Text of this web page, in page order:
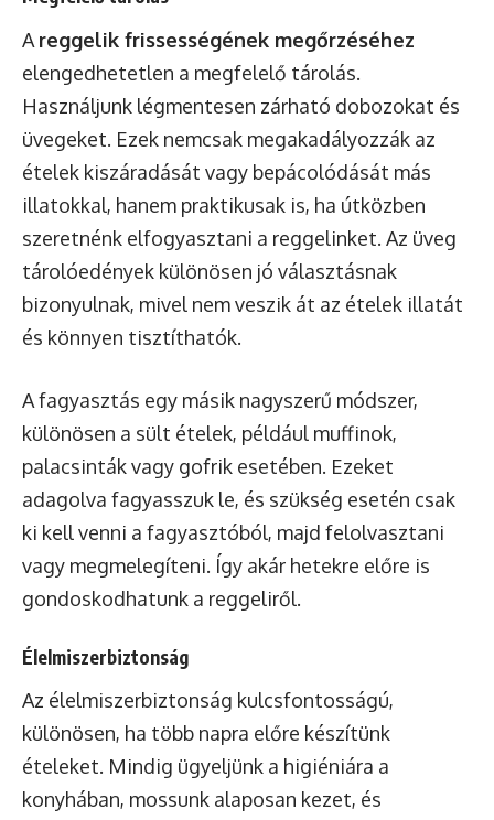
A reggelik frissességének megőrzéséhez
elengedhetetlen a megfelelő tárolás.
Használjunk légmentesen zárható dobozokat és
üvegeket. Ezek nemcsak megakadályozzák az
ételek kiszáradását vagy bepácolódását más
illatokkal, hanem praktikusak is, ha útközben
szeretnénk elfogyasztani a reggelinket. Az üveg
tárolóedények különösen jó választásnak
bizonyulnak, mivel nem veszik át az ételek illatát
és könnyen tisztíthatók.
A fagyasztás egy másik nagyszerű módszer,
különösen a sült ételek, például muffinok,
palacsinták vagy gofrik esetében. Ezeket
adagolva fagyasszuk le, és szükség esetén csak
ki kell venni a fagyasztóból, majd felolvasztani
vagy megmelegíteni. Így akár hetekre előre is
gondoskodhatunk a reggeliről.
Élelmiszerbiztonság
Az élelmiszerbiztonság kulcsfontosságú,
különösen, ha több napra előre készítünk
ételeket. Mindig ügyeljünk a higiéniára a
konyhában, mossunk alaposan kezet, és